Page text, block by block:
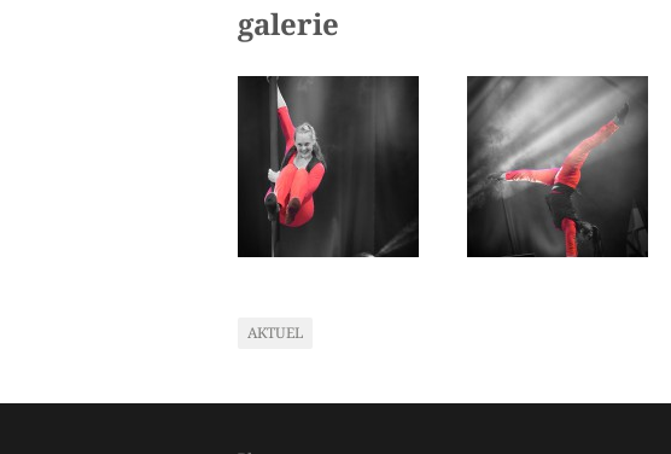
galerie
AKTUEL